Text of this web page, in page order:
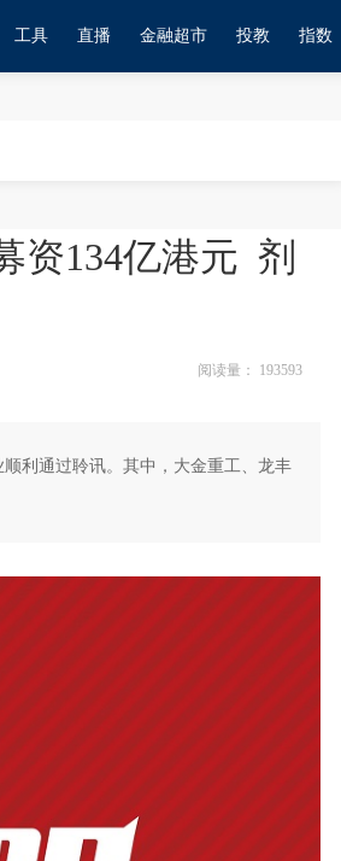
工具 直播 金融超市 投教 指数
资134亿港元 剂
阅读量： 193593
利通过聆讯。其中，大金重工、龙丰